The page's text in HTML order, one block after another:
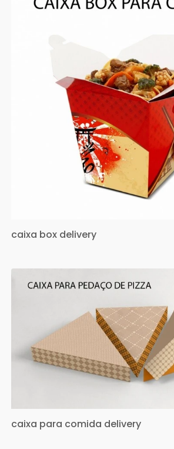
caixa box delivery
caixa para comida delivery